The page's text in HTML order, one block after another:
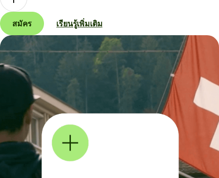
สมัคร เรียนรู้เพิ่มเติม